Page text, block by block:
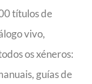
títulos de
vivo,
os xéneros:
guías de